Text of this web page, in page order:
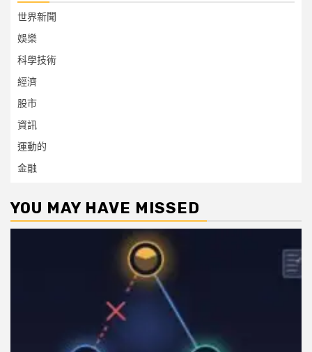
世界新聞
娛樂
科學技術
經濟
股市
資訊
運動的
金融
YOU MAY HAVE MISSED